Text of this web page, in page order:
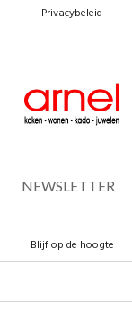
Privacybeleid
NEWSLETTER
Blijf op de hoogte